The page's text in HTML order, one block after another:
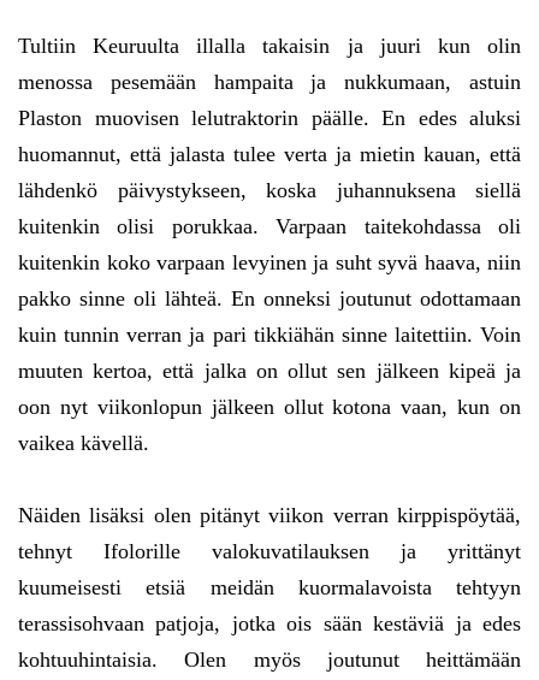
Tultiin Keuruulta illalla takaisin ja juuri kun olin
menossa pesemään hampaita ja nukkumaan, astuin
Plaston muovisen lelutraktorin päälle. En edes aluksi
huomannut, että jalasta tulee verta ja mietin kauan, että
lähdenkö päivystykseen, koska juhannuksena siellä
kuitenkin olisi porukkaa. Varpaan taitekohdassa oli
kuitenkin koko varpaan levyinen ja suht syvä haava, niin
pakko sinne oli lähteä. En onneksi joutunut odottamaan
kuin tunnin verran ja pari tikkiähän sinne laitettiin. Voin
muuten kertoa, että jalka on ollut sen jälkeen kipeä ja
oon nyt viikonlopun jälkeen ollut kotona vaan, kun on
vaikea kävellä.
Näiden lisäksi olen pitänyt viikon verran kirppispöytää,
tehnyt Ifolorille valokuvatilauksen ja yrittänyt
kuumeisesti etsiä meidän kuormalavoista tehtyyn
terassisohvaan patjoja, jotka ois sään kestäviä ja edes
kohtuuhintaisia. Olen myös joutunut heittämään